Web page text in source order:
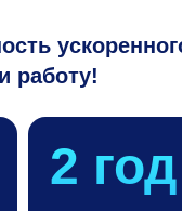
работу!
2 год